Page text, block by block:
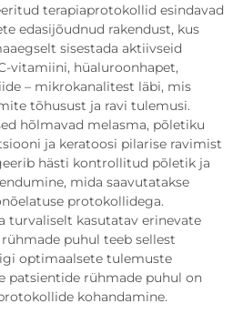
terapiaprotokollid esindavad
edasijõudnud rakendust, kus
sisestada aktiivseid
vitamiini, hüaluroonhapet,
– mikrokanalitest läbi, mis
tõhusust ja ravi tulemusi.
hõlmavad melasma, põletiku
ja keratoosi pilarise ravimist
hästi kontrollitud põletik ja
mida saavutatakse
protokollidega.
turvaliselt kasutatav erinevate
puhul teeb sellest
optimaalsete tulemuste
patsientide rühmade puhul on
kohandamine.